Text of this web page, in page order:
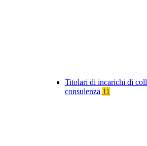
Titolari di incarichi di
consulenza 11